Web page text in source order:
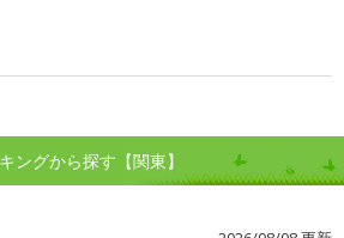
ングから探す【関東】